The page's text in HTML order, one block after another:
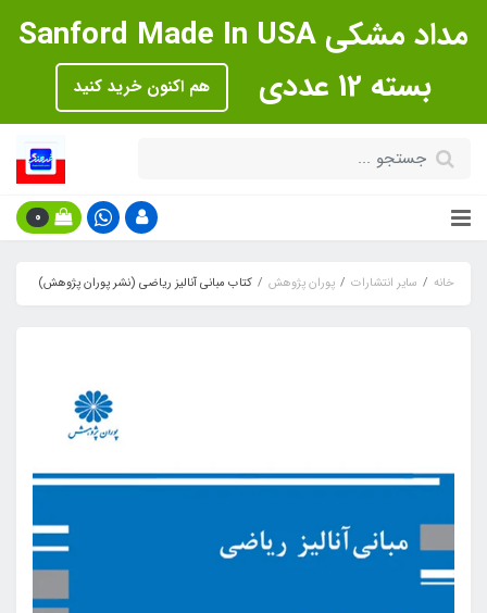
مداد مشکی Sanford Made In USA
بسته 12 عددی
هم اکنون خرید کنید
0
خانه سایر انتشارات پوران پژوهش کتاب مبانی آنالیز ریاضی (نشر پوران پژوهش)